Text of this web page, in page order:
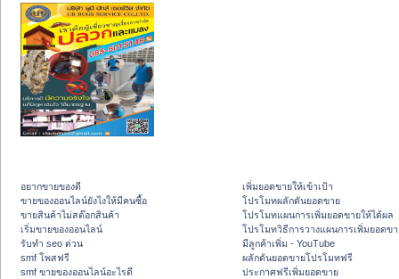
อยากขายของดี
ขายของออนไลน์ยังไงให้มีคนซื้อ
ขายสินค้าไม่สต๊อกสินค้า
เริ่มขายของออนไลน์
รับทำ seo ด่วน
smf โพสฟรี
smf ขายของออนไลน์อะไรดี
เพิ่มยอดขายให้เข้าเป้า
โปรโมทผลักดันยอดขาย
โปรโมทแผนการเพิ่มยอดขายให้ได้ผล
โปรโมทวิธีการวางแผนการเพิ่มยอดข
มีลูกค้าเพิ่ม - YouTube
ผลักดันยอดขายโปรโมทฟรี
ประกาศฟรีเพิ่มยอดขาย